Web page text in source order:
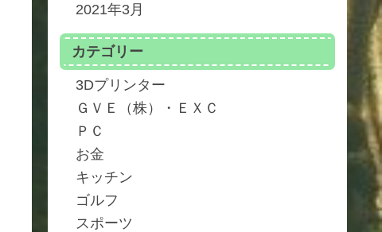
2021年3月
カテゴリー
3Dプリンター
ＧＶＥ（株）・ＥＸＣ
ＰＣ
お金
キッチン
ゴルフ
スポーツ